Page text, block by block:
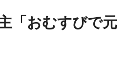
「おむすびで元